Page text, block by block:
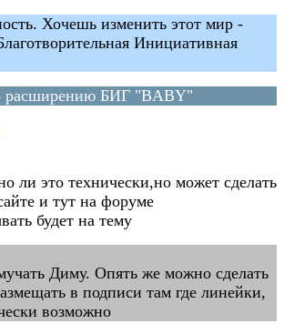
Хочешь изменить этот мир -
Инициативная
расширению БИГ "BABY"
ли это технически,но может сделать
и тут на форуме
будет на тему
Диму. Опять же можно сделать
в подписи там где линейки,
возможно